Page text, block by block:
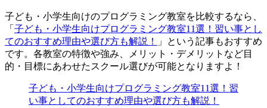
子ども・小学生向けのプログラミング教室を比較するなら、
「 子ども・小学生向けプログラミング教室11選！習い事とし
てのおすすめ理由や選び方も解説！
」という記事もおすすめ
です。各教室の特徴や強み、メリット・デメリットなど目
的・目標にあわせたスクール選びが可能となりますよ！
子ども・小学生向けプログラミング教室11選！習
い事としてのおすすめ理由や選び方も解説！